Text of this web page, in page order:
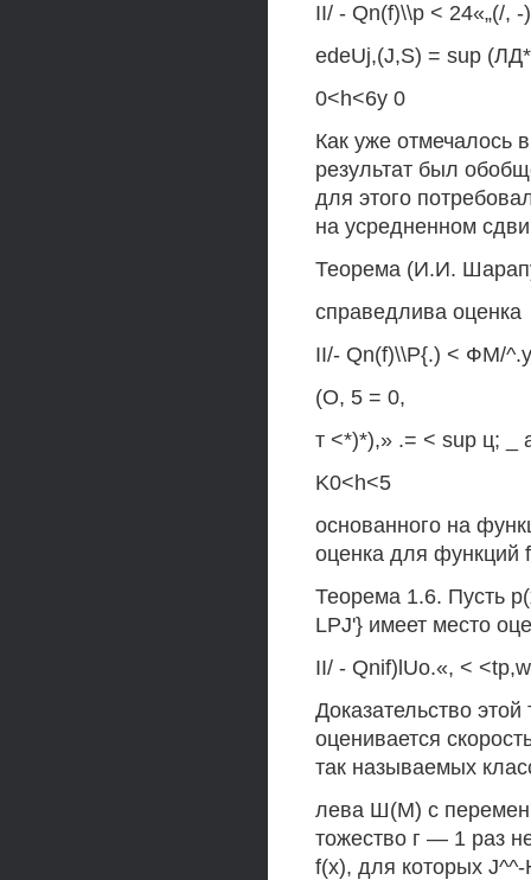
II/ - Qn(f)\\p < 24«„(/,
edeUj,(J,S) = sup
0<h<6y 0
Как уже отмечалось
результат был
для этого
на усредненном
Теорема (И.И.
справедлива оценка
II/- Qn(f)\\P{.) < ФМ/
(О, 5 = 0,
т <*)*),» .= < sup ц; _
K0<h<5
основанного на
оценка для функций
Теорема 1.6. Пусть
LPJ'} имеет место
II/ - Qnif)lUo.«, <
Доказательство
оценивается
так называемых
лева Ш(М) с
тожество г — 1 раз
f(x), для которых